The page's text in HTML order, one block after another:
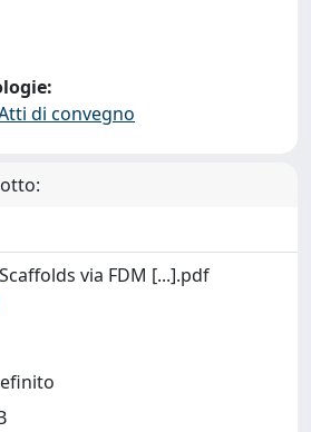
di convegno
via FDM [...].pdf